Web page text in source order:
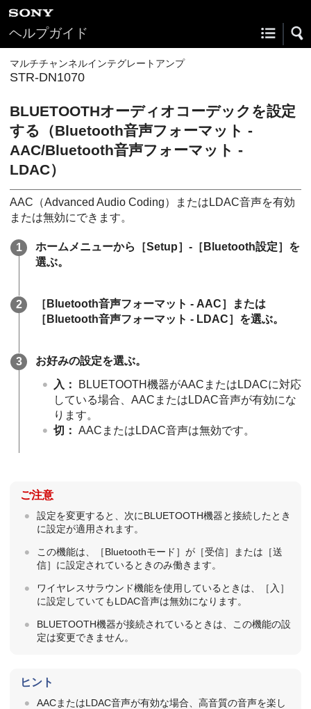
ヘルプガイド
マルチチャンネルインテグレートアンプ
STR-DN1070
BLUETOOTHオーディオコーデックを設定
する（Bluetooth音声フォーマット -
AAC/Bluetooth音声フォーマット -
LDAC）
AAC（Advanced Audio Coding）またはLDAC音声を有効
または無効にできます。
ホームメニューから［Setup］-［ Bluetooth設定］を
選ぶ。
［ Bluetooth音声フォーマット - AAC］または
［ Bluetooth音声フォーマット - LDAC］を選ぶ。
お好みの設定を選ぶ。
入 ：
BLUETOOTH機器がAACまたはLDACに対応
している場合、AACまたはLDAC音声が有効にな
ります。
切 ： AACまたはLDAC音声は無効です。
ご注意
設定を変更すると、次にBLUETOOTH機器と接続したとき
に設定が適用されます。
この機能は、［Bluetoothモード ］が［受信］または［送
信］に設定されているときのみ働きます。
ワイヤレスサラウンド機能を使用しているときは、［ 入 ］
に設定していてもLDAC音声は無効になります。
BLUETOOTH機器が接続されているときは、この機能の設
定は変更できません。
ヒント
AACまたはLDAC音声が有効な場合、高音質の音声を楽し